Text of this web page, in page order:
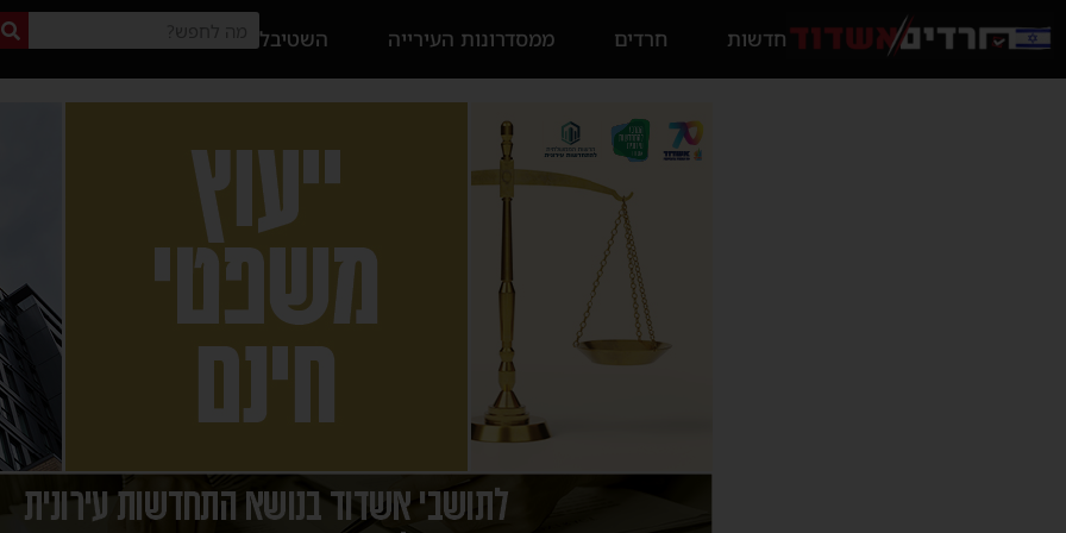
חדשות חרדים ממסדרונות העירייה השטיבל